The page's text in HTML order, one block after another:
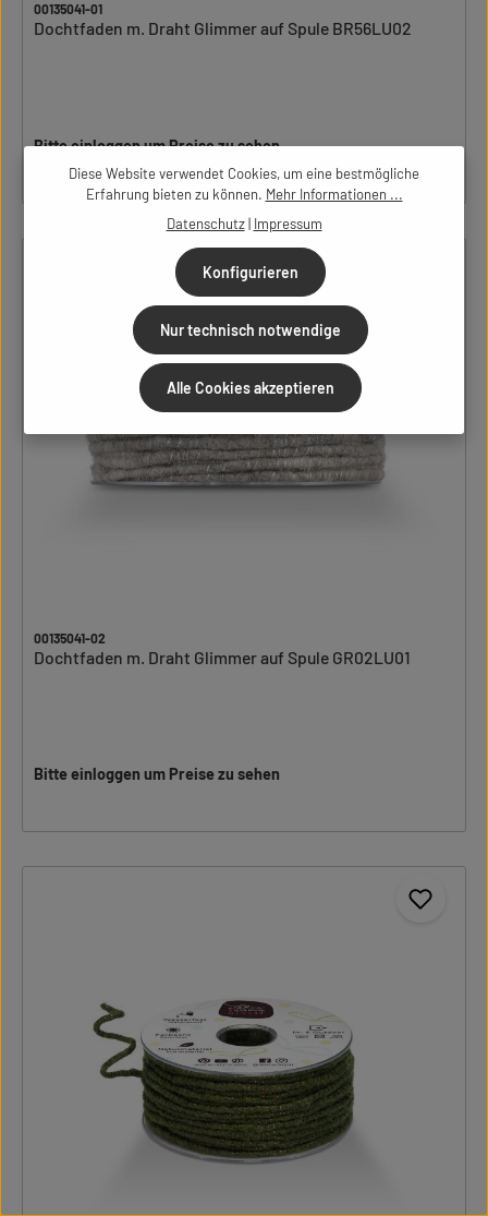
00135041-01
Dochtfaden m. Draht Glimmer auf Spule BR56LU02
Bitte einloggen um Preise zu sehen
00135041-02
Dochtfaden m. Draht Glimmer auf Spule GR02LU01
Bitte einloggen um Preise zu sehen
Diese Website verwendet Cookies, um eine bestmögliche
Erfahrung bieten zu können. Mehr Informationen ...
Datenschutz| Impressum
Nur technisch notwendige
Konfigurieren
Alle Cookies akzeptieren